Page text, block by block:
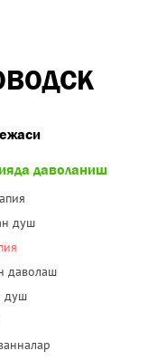
даволаниш
душ
даволаш
душ